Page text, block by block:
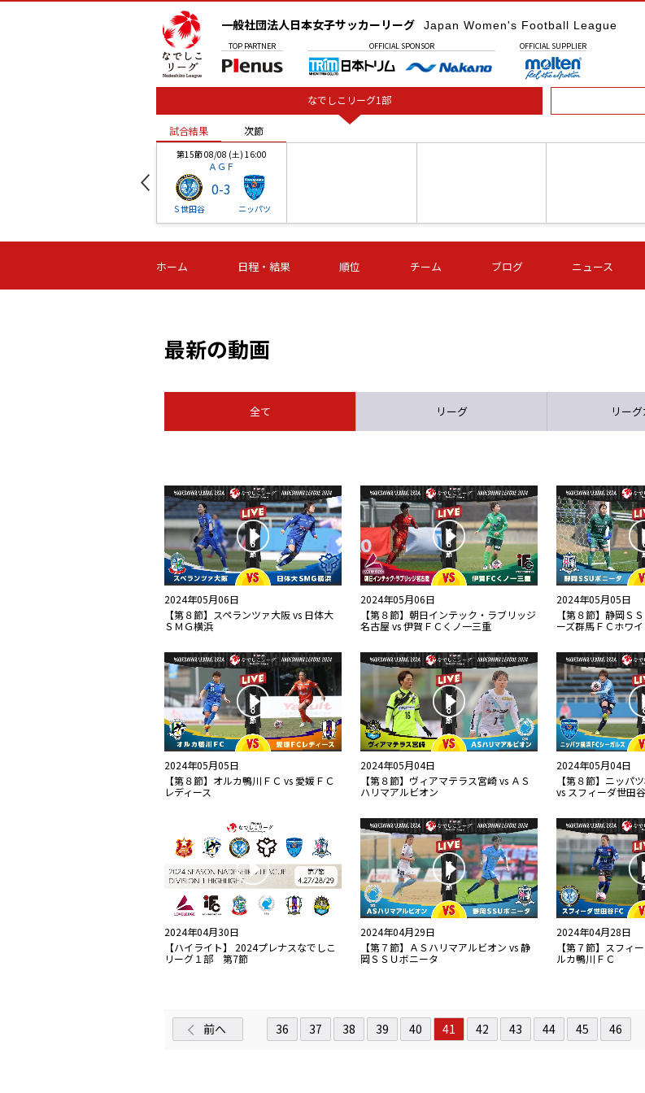
一般社団法人日本女子サッカーリーグ Japan Women's Football League
TOP PARTNER OFFICIAL SPONSOR OFFICIAL SUPPLIER
なでしこリーグ1部
試合結果 次節
第15節 08/08 (土) 16:00
ＡＧＦ
Ｓ世田谷
0-3
ニッパツ
-
第16節 09/05 (土) 15:00
ニッパツ
-
第16節 09/05 (土) 15:00
石人の星
-
第16節 09/05 (土) 16:00
ＡＧＦ
-
いちご
-
試合結果 次節
ホーム 日程・結果 順位 チーム ブログ ニュース
最新の動画
全て リーグ リー
2024年05月06日
【第８節】スペランツァ大阪 vs 日体大
ＳＭＧ横浜
2024年05月06日
【第８節】朝日インテック・ラブリッジ
名古屋 vs 伊賀ＦＣくノ一三重
2024年05月05日
【第８節】静岡Ｓ
ーズ群馬ＦＣホワ
2024年05月05日
【第８節】オルカ鴨川ＦＣ vs 愛媛ＦＣ
レディース
2024年05月04日
【第８節】ヴィアマテラス宮崎 vs ＡＳ
ハリマアルビオン
2024年05月04日
【第８節】ニッパ
vs スフィーダ世田
2024年04月30日
【ハイライト】 2024プレナスなでしこ
リーグ１部 第7節
2024年04月29日
【第７節】ＡＳハリマアルビオン vs 静
岡ＳＳＵボニータ
2024年04月28日
【第７節】スフィ
ルカ鴨川ＦＣ
前へ 36 37 38 39 40 41 42 43 44 45 46